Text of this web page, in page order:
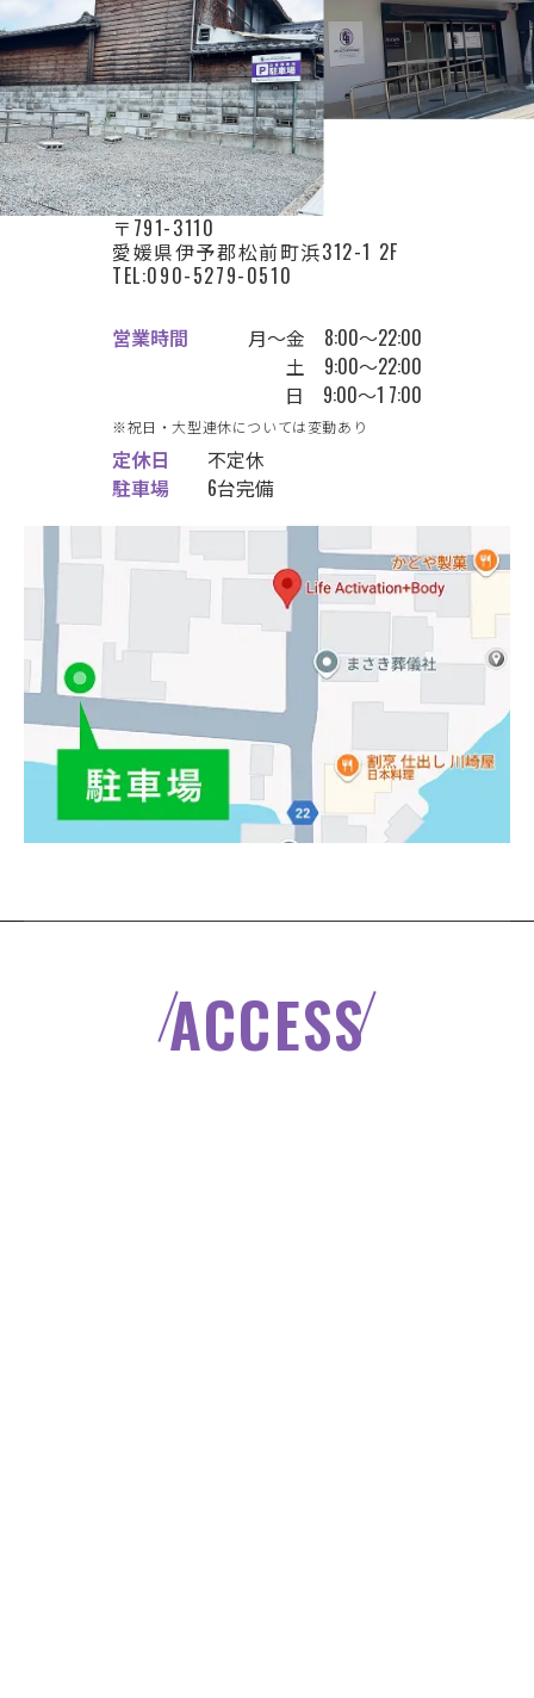
〒791-3110
愛媛県伊予郡松前町浜312-1 2F
TEL:090-5279-0510
営業時間
月〜金 8:00〜22:00
土 9:00〜22:00
日 9:00〜1 7:00
※祝日・大型連休については変動あり
定休日 不定休
駐車場 6台完備
ACCESS